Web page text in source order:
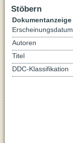
Stöbern
Dokumentanzeige
Erscheinungsdatum
Autoren
Titel
DDC-Klassifikation